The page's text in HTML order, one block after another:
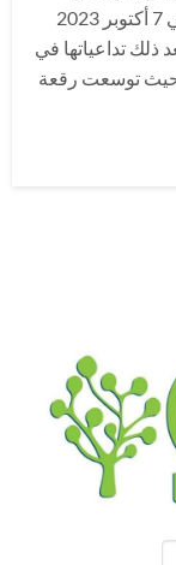
الرشعيني انطلقت أحداث طوفان الأقصى في 7 أكتوبر 2023
ذلك تداعياتها في
حيث توسعت رقعة